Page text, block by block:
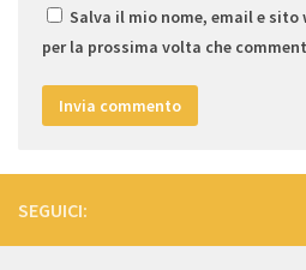
Salva il mio nome, email e sito
per la prossima volta che
SEGUICI: